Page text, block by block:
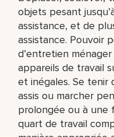
objets pesant
assistance, et de
assistance. Pouvoir
d’entretien
appareils de travail
et inégales. Se
assis ou marcher
prolongée ou à une
quart de travail